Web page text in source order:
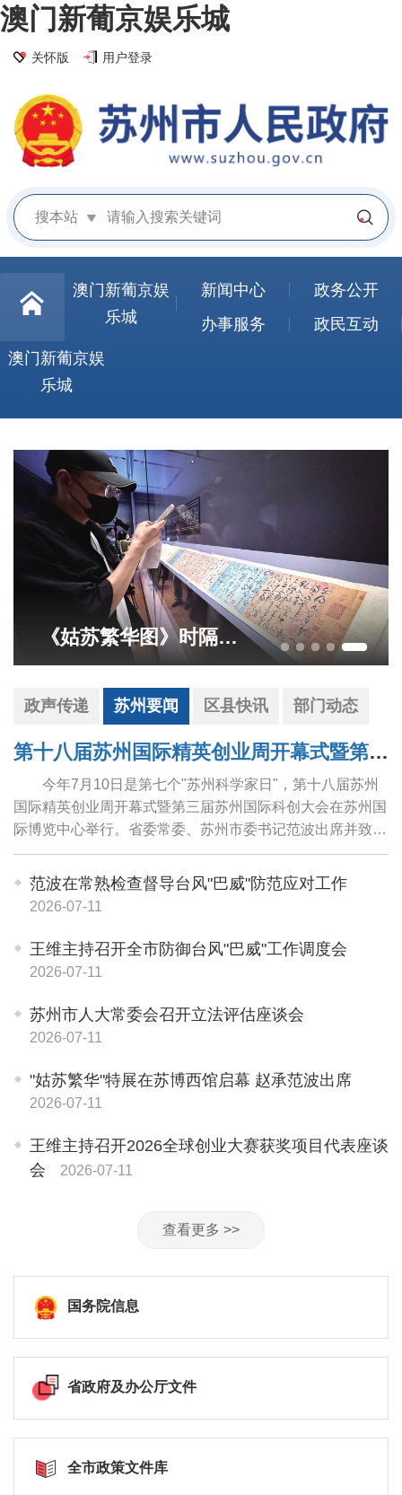
澳门新葡京娱乐城
关怀版 用户登录
搜本站
澳门新葡京娱
乐城
新闻中心
政务公开
办事服务
政民互动
澳门新葡京娱
乐城
《姑苏繁华图》时隔20年重返苏州
政声传递 苏州要闻 区县快讯 部门动态
第十八届苏州国际精英创业周开幕式暨第三届苏州国际科创大会举行 范波赵岩致辞 王维主持
今年7月10日是第七个"苏州科学家日"，第十八届苏州
国际精英创业周开幕式暨第三届苏州国际科创大会在苏州国
际博览中心举行。省委常委、苏州市委书记范波出席并致
辞，副省长赵岩视频致辞，教育部留学服务中心党委书记、
主任李智致辞。市委副书记、市长王维主持...
范波在常熟检查督导台风"巴威"防范应对工作
2026-07-11
王维主持召开全市防御台风"巴威"工作调度会
2026-07-11
苏州市人大常委会召开立法评估座谈会
2026-07-11
"姑苏繁华"特展在苏博西馆启幕 赵承范波出席
2026-07-11
王维主持召开2026全球创业大赛获奖项目代表座谈
会
2026-07-11
查看更多 >>
国务院信息
省政府及办公厅文件
全市政策文件库